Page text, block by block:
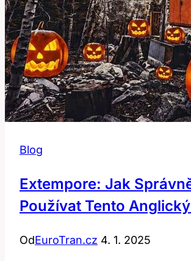
Blog
Extempore: Jak
Používat Tento
OdEuroTran.cz 4. 1. 2025